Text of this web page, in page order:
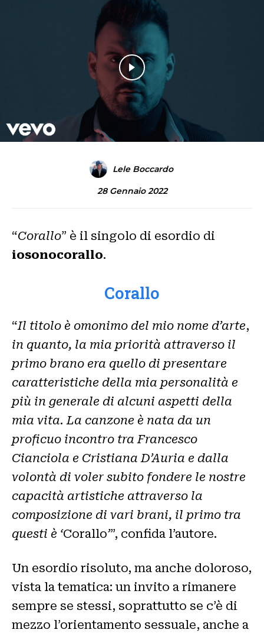
Lele Boccardo
28 Gennaio 2022
“Corallo” è il singolo di esordio di
iosonocorallo.
Corallo
“Il titolo è omonimo del mio nome d’arte,
in quanto, la mia priorità attraverso il
primo brano era quello di presentare
caratteristiche della mia personalità e
più in generale di alcuni aspetti della
mia vita. La canzone è nata da un
proficuo incontro tra Francesco
Cianciola e Cristiana D’Auria e dalla
volontà di voler subito fondere le nostre
capacità artistiche attraverso la
composizione di vari brani, il primo tra
questi è ‘Corallo’”, confida l’autore.
Un esordio risoluto, ma anche doloroso,
vista la tematica: un invito a rimanere
sempre se stessi, soprattutto se c’è di
mezzo l’orientamento sessuale, anche a